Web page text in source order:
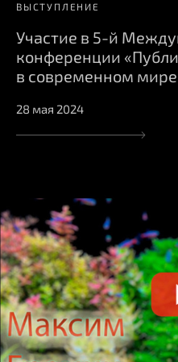
ВЫСТУПЛЕНИЕ
Участие в 5-й
конференции
в современном
28 мая 2024